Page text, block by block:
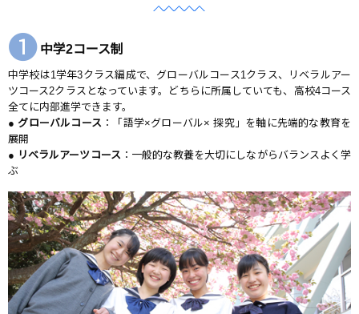
❶ 中学2コース制
中学校は1学年3クラス編成で、グローバルコース1クラス、リベラルアー
ツコース2クラスとなっています。どちらに所属していても、高校4コース
全てに内部進学できます。
●グローバルコース ：「語学×グローバル× 探究」を軸に先端的な教育を
展開
● リベラルアーツコース ：一般的な教養を大切にしながらバランスよく学
ぶ